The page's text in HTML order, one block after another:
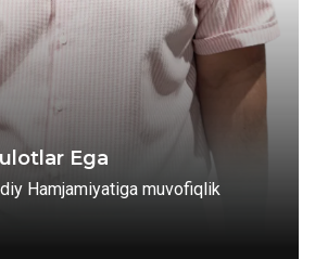
Ega
Hamjamiyatiga muvofiqlik